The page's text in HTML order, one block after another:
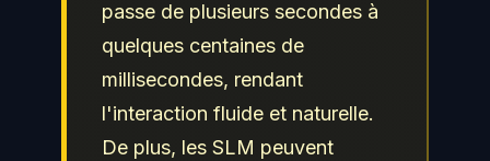
passe de plusieurs secondes à
quelques centaines de
millisecondes, rendant
l'interaction fluide et naturelle.
De plus, les SLM peuvent